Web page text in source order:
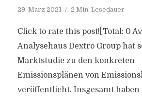
29. März 2021 2 Min. Lesedauer
Click to rate this post![Total: 0
Analysehaus Dextro Group hat
Marktstudie zu den konkreten
Emissionsplänen von
veröffentlicht. Insgesamt haben